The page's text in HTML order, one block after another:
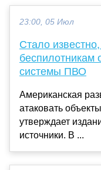
23:00, 05 Июл
Стало
беспилотникам
системы ПВО
Американская
атаковать
утверждает
источники. В ...